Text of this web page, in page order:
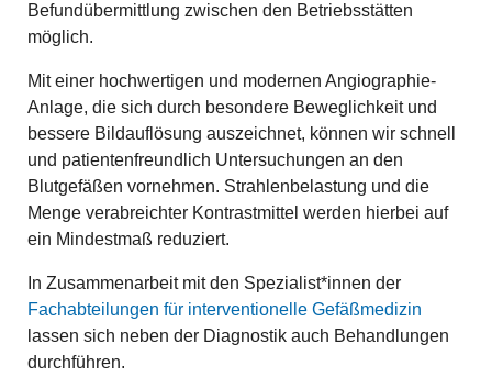
Befundübermittlung zwischen den Betriebsstätten
möglich.
Mit einer hochwertigen und modernen Angiographie-
Anlage, die sich durch besondere Beweglichkeit und
bessere Bildauflösung auszeichnet, können wir schnell
und patientenfreundlich Untersuchungen an den
Blutgefäßen vornehmen. Strahlenbelastung und die
Menge verabreichter Kontrastmittel werden hierbei auf
ein Mindestmaß reduziert.
In Zusammenarbeit mit den Spezialist*innen der
Fachabteilungen für interventionelle Gefäßmedizin
lassen sich neben der Diagnostik auch Behandlungen
durchführen.